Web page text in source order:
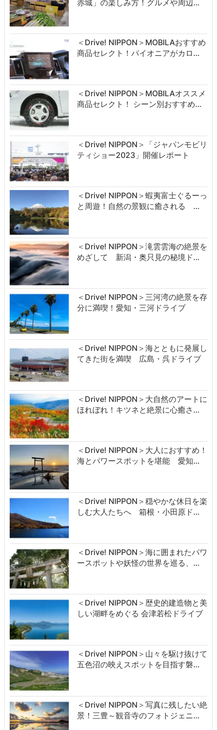
赤城」の楽しみ方！グルメや周辺…
＜Drive! NIPPON＞MOBILAおすすめ
商品セレクト！パイオニアがカロ…
＜Drive! NIPPON＞MOBILAオススメ
商品セレクト！ シーン別おすすめ…
＜Drive! NIPPON＞「ジャパンモビリ
ティショー2023」開催レポート
＜Drive! NIPPON＞蝦夷富士ぐるーっ
と周遊！自然の景観に癒される …
＜Drive! NIPPON＞滝雲雲海の絶景を
めざして 新潟・奥只見の秘境ド…
＜Drive! NIPPON＞三河湾の絶景を存
分に満喫！愛知・三河ドライブ
＜Drive! NIPPON＞海とともに発展し
てきた街を満喫 広島・呉ドライブ
＜Drive! NIPPON＞大自然のアートに
ほれぼれ！キツネと絶景に心癒さ…
＜Drive! NIPPON＞大人におすすめ！
海とパワースポットを堪能 愛知…
＜Drive! NIPPON＞穏やかな休日を楽
しむ大人たちへ 箱根・小田原ド…
＜Drive! NIPPON＞海に囲まれたパワ
ースポットや妖怪の世界を巡る、…
＜Drive! NIPPON＞歴史的建造物と美
しい湖畔をめぐる 会津若松ドライブ
＜Drive! NIPPON＞山々を駆け抜けて
五色沼の映えスポットを目指す磐…
＜Drive! NIPPON＞写真に残したい絶
景！三豊～観音寺のフォトジェニ…